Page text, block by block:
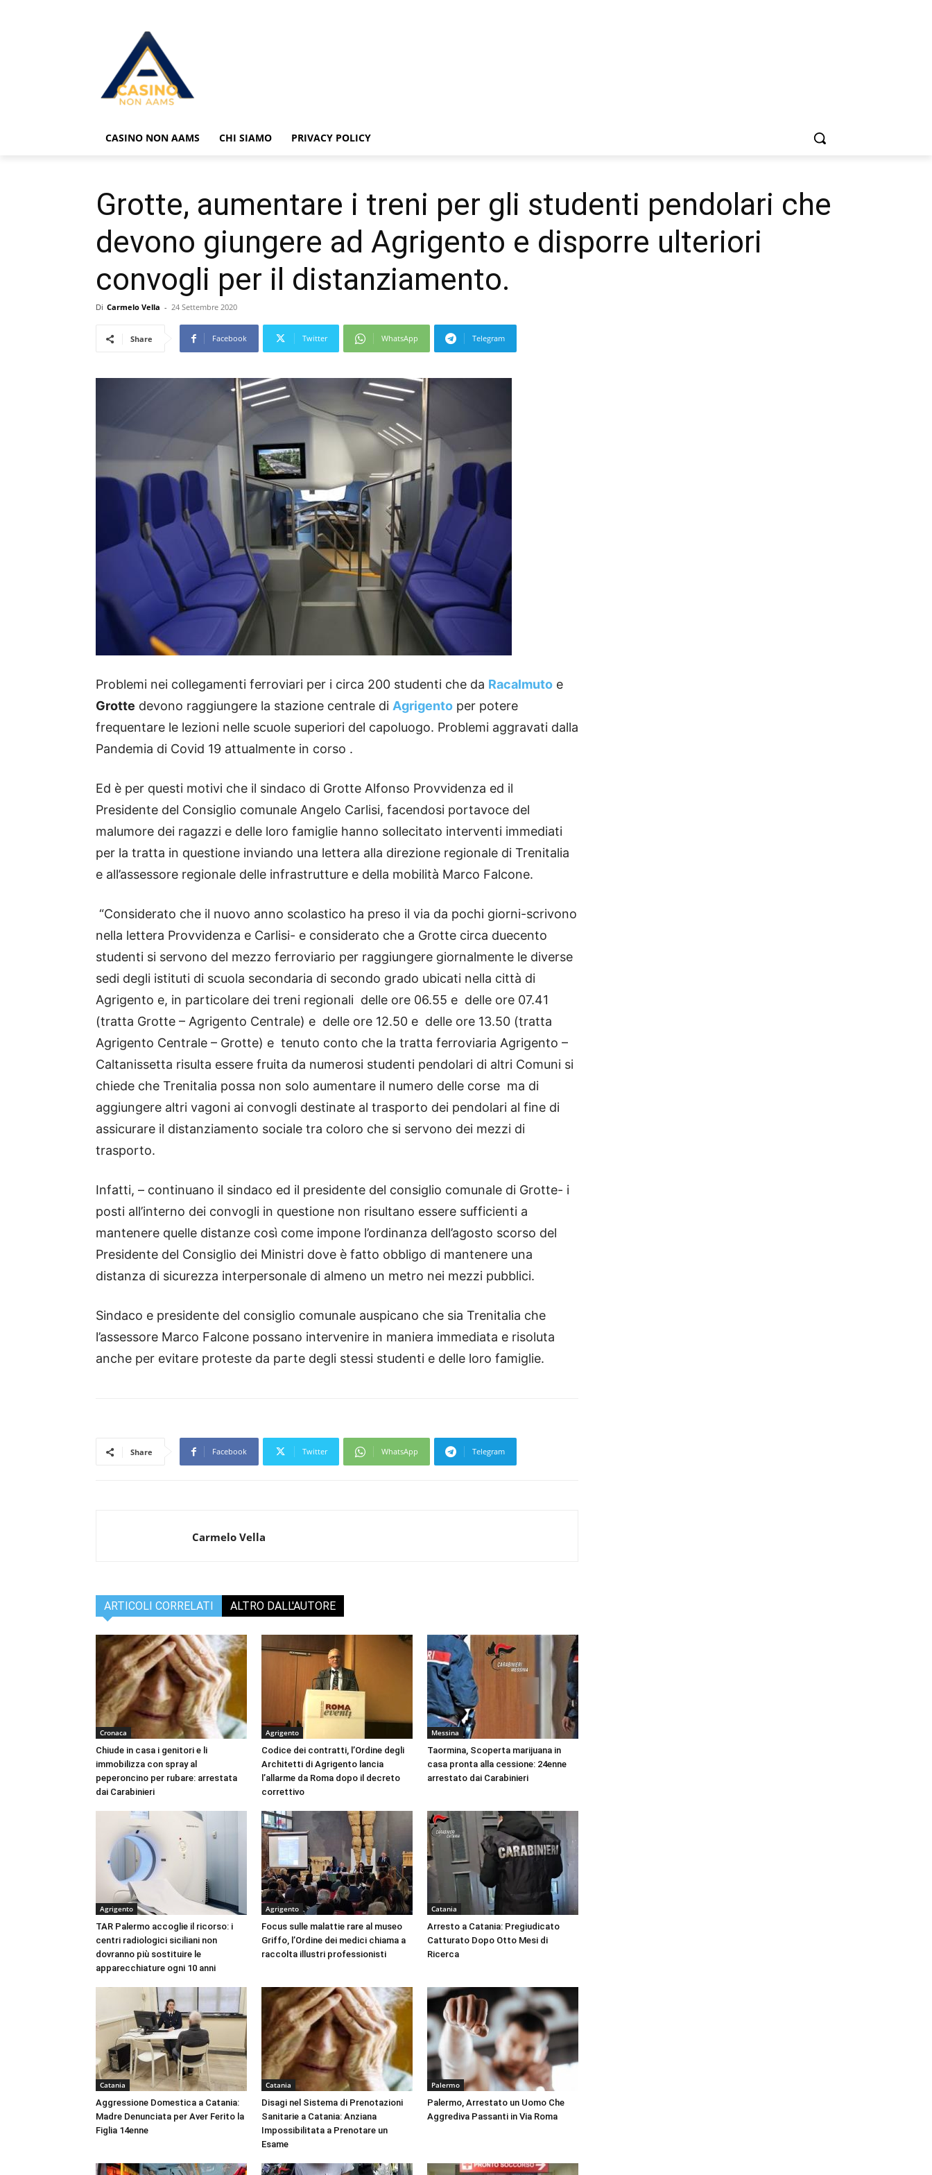
CASINO NON AAMS CHI SIAMO PRIVACY POLICY
Grotte, aumentare i treni per gli studenti pendolari che
devono giungere ad Agrigento e disporre ulteriori
convogli per il distanziamento.
Di Carmelo Vella - 24 Settembre 2020
Share Facebook Twitter WhatsApp Telegram
Problemi nei collegamenti ferroviari per i circa 200 studenti che da Racalmuto e
Grotte devono raggiungere la stazione centrale di Agrigento per potere
frequentare le lezioni nelle scuole superiori del capoluogo. Problemi aggravati dalla
Pandemia di Covid 19 attualmente in corso .
Ed è per questi motivi che il sindaco di Grotte Alfonso Provvidenza ed il
Presidente del Consiglio comunale Angelo Carlisi, facendosi portavoce del
malumore dei ragazzi e delle loro famiglie hanno sollecitato interventi immediati
per la tratta in questione inviando una lettera alla direzione regionale di Trenitalia
e all’assessore regionale delle infrastrutture e della mobilità Marco Falcone.
“Considerato che il nuovo anno scolastico ha preso il via da pochi giorni-scrivono
nella lettera Provvidenza e Carlisi- e considerato che a Grotte circa duecento
studenti si servono del mezzo ferroviario per raggiungere giornalmente le diverse
sedi degli istituti di scuola secondaria di secondo grado ubicati nella città di
Agrigento e, in particolare dei treni regionali delle ore 06.55 e delle ore 07.41
(tratta Grotte – Agrigento Centrale) e delle ore 12.50 e delle ore 13.50 (tratta
Agrigento Centrale – Grotte) e tenuto conto che la tratta ferroviaria Agrigento –
Caltanissetta risulta essere fruita da numerosi studenti pendolari di altri Comuni si
chiede che Trenitalia possa non solo aumentare il numero delle corse ma di
aggiungere altri vagoni ai convogli destinate al trasporto dei pendolari al fine di
assicurare il distanziamento sociale tra coloro che si servono dei mezzi di
trasporto.
Infatti, – continuano il sindaco ed il presidente del consiglio comunale di Grotte- i
posti all’interno dei convogli in questione non risultano essere sufficienti a
mantenere quelle distanze così come impone l’ordinanza dell’agosto scorso del
Presidente del Consiglio dei Ministri dove è fatto obbligo di mantenere una
distanza di sicurezza interpersonale di almeno un metro nei mezzi pubblici.
Sindaco e presidente del consiglio comunale auspicano che sia Trenitalia che
l’assessore Marco Falcone possano intervenire in maniera immediata e risoluta
anche per evitare proteste da parte degli stessi studenti e delle loro famiglie.
Share Facebook Twitter WhatsApp Telegram
Carmelo Vella
ARTICOLI CORRELATI ALTRO DALL'AUTORE
Cronaca
Chiude in casa i genitori e li
immobilizza con spray al
peperoncino per rubare: arrestata
dai Carabinieri
Agrigento
Codice dei contratti, l’Ordine degli
Architetti di Agrigento lancia
l’allarme da Roma dopo il decreto
correttivo
Messina
Taormina, Scoperta marijuana in
casa pronta alla cessione: 24enne
arrestato dai Carabinieri
Agrigento
TAR Palermo accoglie il ricorso: i
centri radiologici siciliani non
dovranno più sostituire le
apparecchiature ogni 10 anni
Agrigento
Focus sulle malattie rare al museo
Griffo, l’Ordine dei medici chiama a
raccolta illustri professionisti
Catania
Arresto a Catania: Pregiudicato
Catturato Dopo Otto Mesi di
Ricerca
Catania
Aggressione Domestica a Catania:
Madre Denunciata per Aver Ferito la
Figlia 14enne
Catania
Disagi nel Sistema di Prenotazioni
Sanitarie a Catania: Anziana
Impossibilitata a Prenotare un
Esame
Palermo
Palermo, Arrestato un Uomo Che
Aggrediva Passanti in Via Roma